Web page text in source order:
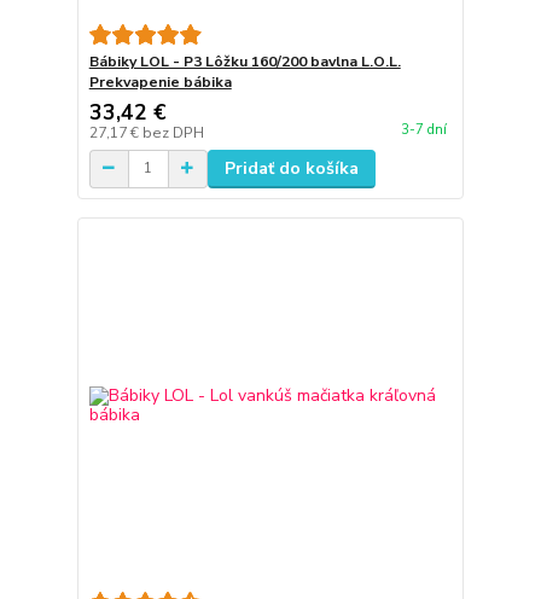
Bábiky LOL - P3 Lôžku 160/200 bavlna L.O.L.
Prekvapenie bábika
33,42 €
27,17 € bez DPH 3-7 dní
Pridať do košíka